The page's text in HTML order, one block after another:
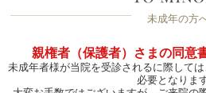
未成年の方
親権者（保護者）さまの同意
未成年者様が当院を受診されるに際して
必要となります